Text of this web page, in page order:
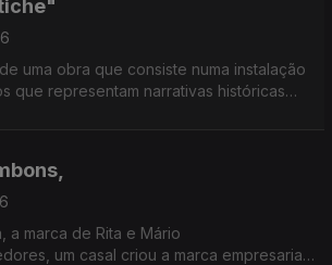
uma obra que consiste numa instalação
que representam narrativas históricas
a marca de Rita e Mário
um casal criou a marca empresarial